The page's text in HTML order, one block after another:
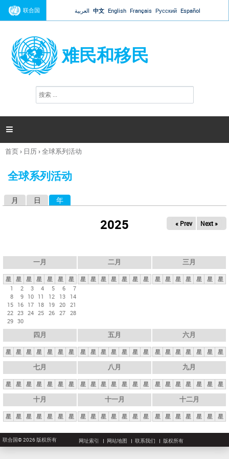
Jump to navigation
联合国 العربية 中文 English Français Русский Español
难民和移民
搜
索

你
这
首页› 日历›全球系列活动
全球系列活动
月 日 年
2025 « Prev Next »
一月
星 星 星 星 星 星
星
1
2 3 4 5 6
7
8
9 10 11 12 13
14
15 16 17 18 19 20 21
22 23 24 25 26 27 28
29 30
二月
星 星 星 星 星 星 星
三月
星 星 星 星 星 星 星
四月
星 星 星 星 星 星 星
五月
星 星 星 星 星 星 星
六月
星 星 星 星 星 星 星
七月
星 星 星 星 星 星 星
八月
星 星 星 星 星 星 星
九月
星 星 星 星 星 星 星
十月
星 星 星 星 星 星 星
十一月
星 星 星 星 星 星 星
十二月
星 星 星 星 星 星 星
联合国© 2026 版权所有 网址索引 网站地图 联系我们 版权所有